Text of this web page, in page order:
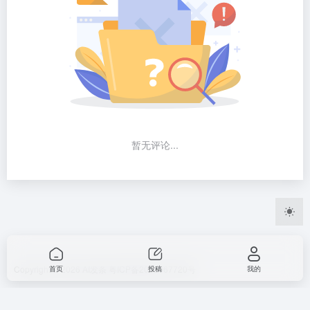
暂无评论...
Copyright © 2026 粤ICP备2023067720号
首页 投稿 我的